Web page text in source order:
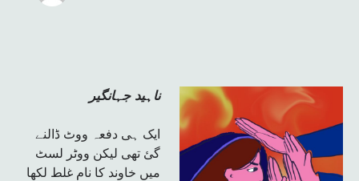
ناہید جہانگیر
ایک ہی دفعہ ووٹ ڈالنے
گئ تھی لیکن ووٹر لسٹ
میں خاوند کا نام غلط لکھا